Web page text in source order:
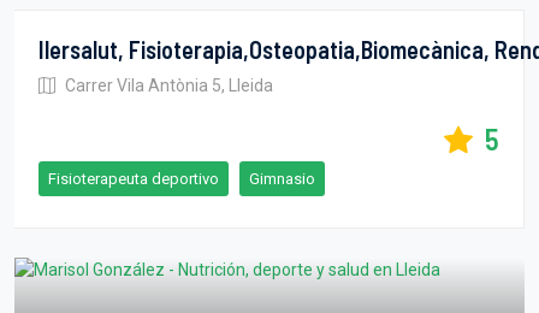
Carrer Vila Antònia 5, Lleida
5
Fisioterapeuta deportivo Gimnasio